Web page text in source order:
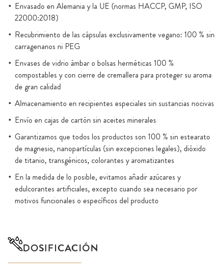
Envasado en Alemania y la UE (normas HACCP, GMP, ISO
22000:2018)
Recubrimiento de las cápsulas exclusivamente vegano: 100 % sin
carragenanos ni PEG
Envases de vidrio ámbar o bolsas herméticas 100 %
compostables y con cierre de cremallera para proteger su aroma
de gran calidad
Almacenamiento en recipientes especiales sin sustancias nocivas
Envío en cajas de cartón sin aceites minerales
Garantizamos que todos los productos son 100 % sin estearato
de magnesio, nanopartículas (sin excepciones legales), dióxido
de titanio, transgénicos, colorantes y aromatizantes
En la medida de lo posible, evitamos añadir azúcares y
edulcorantes artificiales, excepto cuando sea necesario por
motivos funcionales o específicos del producto
DOSIFICACIÓN